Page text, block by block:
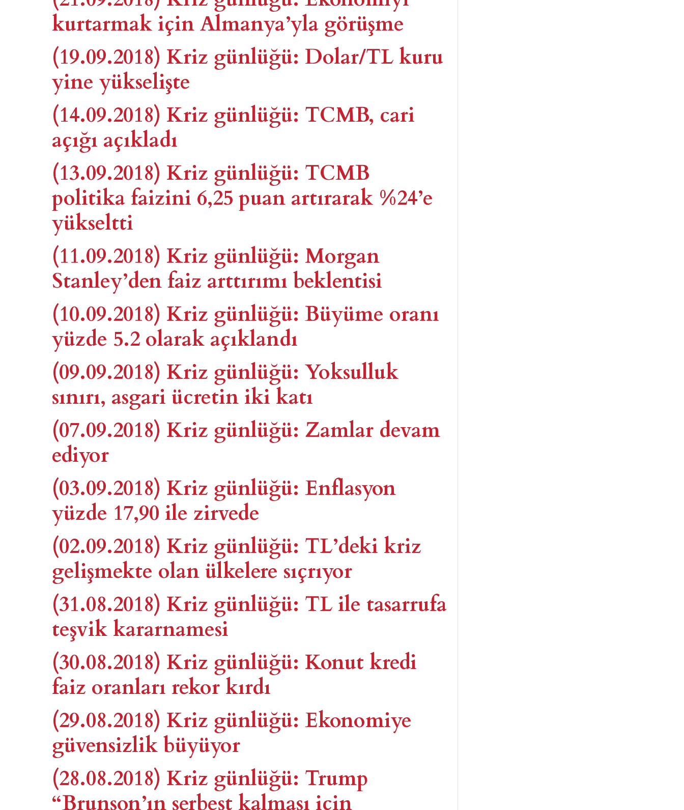
kurtarmak için Almanya’yla görüşme
(19.09.2018) Kriz günlüğü: Dolar/TL kuru
yine yükselişte
(14.09.2018) Kriz günlüğü: TCMB, cari
açığı açıkladı
(13.09.2018) Kriz günlüğü: TCMB
politika faizini 6,25 puan artırarak %24’e
yükseltti
(11.09.2018) Kriz günlüğü: Morgan
Stanley’den faiz arttırımı beklentisi
(10.09.2018) Kriz günlüğü: Büyüme oranı
yüzde 5.2 olarak açıklandı
(09.09.2018) Kriz günlüğü: Yoksulluk
sınırı, asgari ücretin iki katı
(07.09.2018) Kriz günlüğü: Zamlar devam
ediyor
(03.09.2018) Kriz günlüğü: Enflasyon
yüzde 17,90 ile zirvede
(02.09.2018) Kriz günlüğü: TL’deki kriz
gelişmekte olan ülkelere sıçrıyor
(31.08.2018) Kriz günlüğü: TL ile tasarrufa
teşvik kararnamesi
(30.08.2018) Kriz günlüğü: Konut kredi
faiz oranları rekor kırdı
(29.08.2018) Kriz günlüğü: Ekonomiye
güvensizlik büyüyor
(28.08.2018) Kriz günlüğü: Trump
“Brunson’ın serbest kalması için